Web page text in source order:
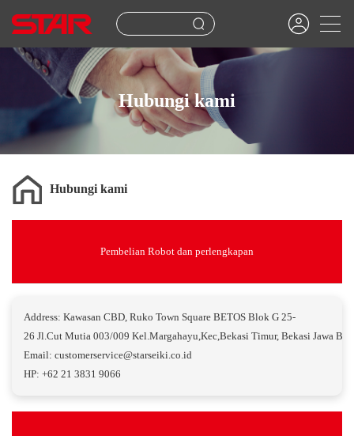
Hubungi kami
Hubungi kami
Pembelian Robot dan perlengkapan
Address: Kawasan CBD, Ruko Town Square BETOS Blok G 25-
26 Jl.Cut Mutia 003/009 Kel.Margahayu,Kec,Bekasi Timur, Bekasi Jawa
Email: customerservice@starseiki.co.id
HP: +62 21 3831 9066